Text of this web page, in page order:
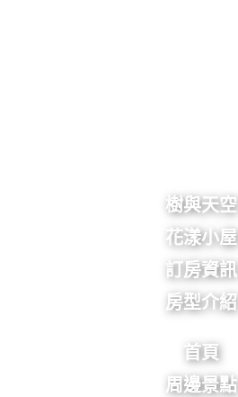
樹與天空
花漾小屋
訂房資訊
房型介紹
首頁
周邊景點